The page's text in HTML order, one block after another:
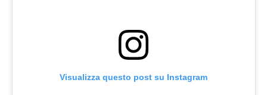
Visualizza questo post su Instagram